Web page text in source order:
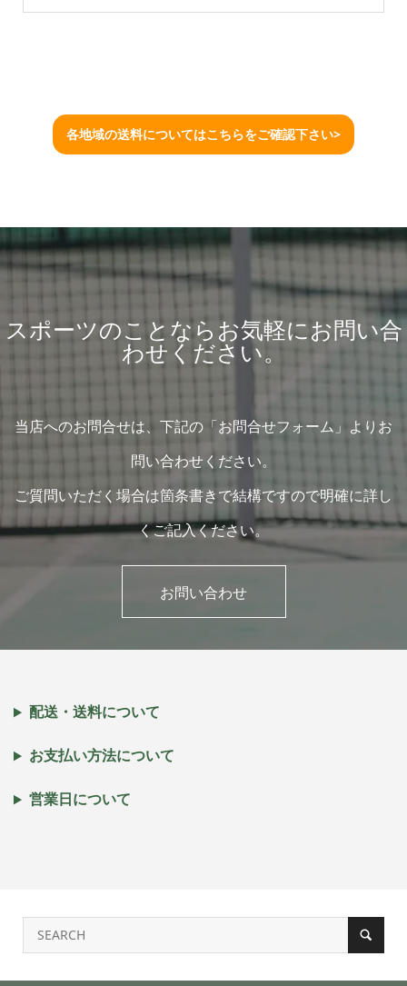
各地域の送料についてはこちらをご確認下さい>
スポーツのことならお気軽にお問い合
わせください。
当店へのお問合せは、下記の「お問合せフォーム」よりお
問い合わせください。
ご質問いただく場合は箇条書きで結構ですので明確に詳し
くご記入ください。
お問い合わせ
配送・送料について
お支払い方法について
営業日について